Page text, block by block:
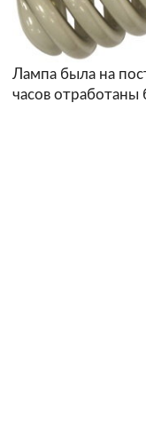
Лампа была на
часов отработаны